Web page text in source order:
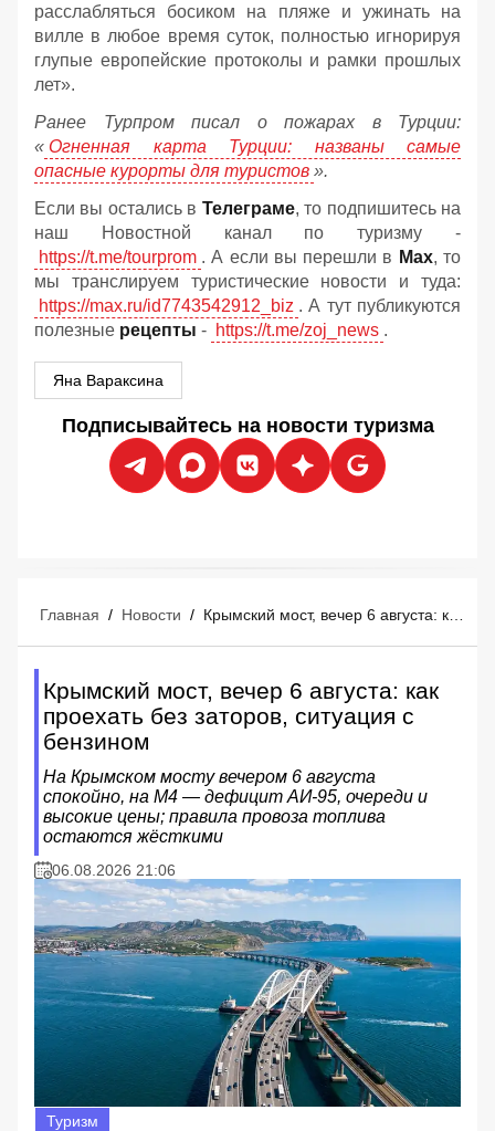
расслабляться босиком на пляже и ужинать на
вилле в любое время суток, полностью игнорируя
глупые европейские протоколы и рамки прошлых
лет».
Ранее Турпром писал о пожарах в Турции:
« Огненная карта Турции: названы самые
опасные курорты для туристов ».
Если вы остались в Телеграме, то подпишитесь на
наш Новостной канал по туризму -
https://t.me/tourprom . А если вы перешли в Мах, то
мы транслируем туристические новости и туда:
https://max.ru/id7743542912_biz . А тут публикуются
полезные рецепты - https://t.me/zoj_news .
Яна Вараксина
Подписывайтесь на новости туризма
Главная / Новости /
Крымский мост, вечер 6 августа: как
проехать без заторов, ситуация с
бензином
На Крымском мосту вечером 6 августа
спокойно, на М4 — дефицит АИ‑95, очереди и
высокие цены; правила провоза топлива
остаются жёсткими
06.08.2026 21:06
Туризм